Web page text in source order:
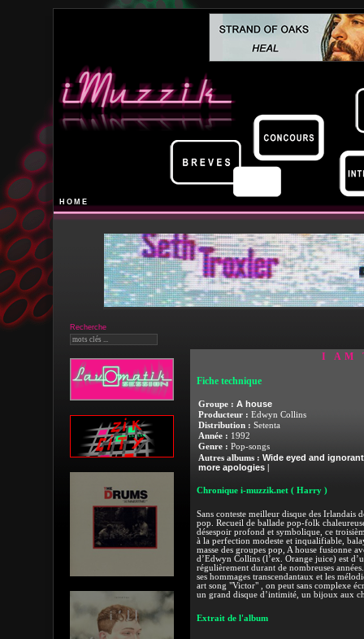
HOME
Recherche
I AM
Fiche technique
Groupe : A house
Producteur : Edwyn Collins
Distribution : Setenta
Année : 1992
Genre : Pop-songs
Autres albums : Wide eyed and ignorant
more apologies
Chronique i-muzzik.net ( Harry )
Sans conteste meilleur disque des Irlandais
pop. Recueil de ballade pop-folk
désespoir profond et symbolique, ce
à la perfection modeste et inqualifiable,
masse des groupes pop, A house fusionne
d’Edwyn Collins (l’ex. Orange juice) est
régulièrement durant de nombreuses
ses hommages transcendantaux et les
art song "Victor" , on peut sans complexe
un grand disque d’intimité, un bijoux aux
Extrait de l'album